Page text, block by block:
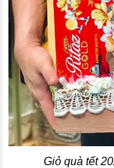
Giỏ quà tết